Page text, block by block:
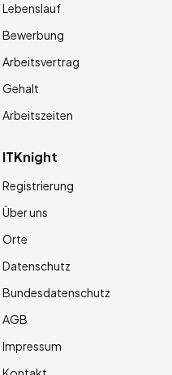
Lebenslauf
Bewerbung
Arbeitsvertrag
Gehalt
Arbeitszeiten
ITKnight
Registrierung
Über uns
Orte
Datenschutz
Bundesdatenschutz
AGB
Impressum